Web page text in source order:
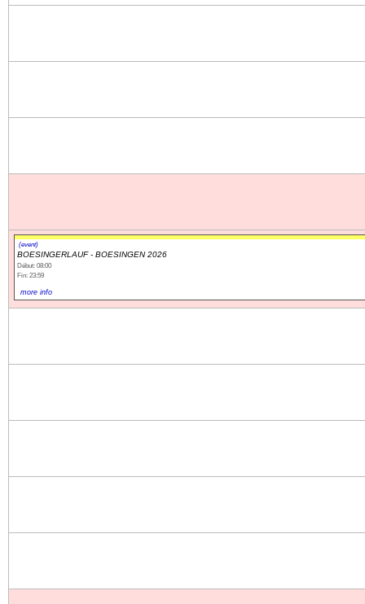
(event)
BOESINGERLAUF - BOESINGEN 2026
Début: 08:00
Fin: 23:59
more info